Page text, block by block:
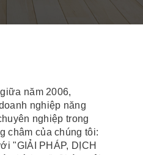
năm 2006,
nghiệp năng
nghiệp trong
châm của chúng tôi:
"GIẢI PHÁP, DỊCH